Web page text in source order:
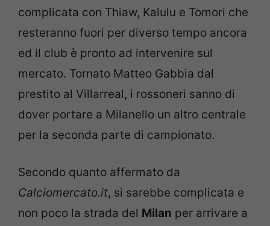
complicata con Thiaw, Kalulu e Tomori che
resteranno fuori per diverso tempo ancora
ed il club è pronto ad intervenire sul
mercato. Tornato Matteo Gabbia dal
prestito al Villarreal, i rossoneri sanno di
dover portare a Milanello un altro centrale
per la seconda parte di campionato.
Secondo quanto affermato da
Calciomercato.it, si sarebbe complicata e
non poco la strada del Milan per arrivare a